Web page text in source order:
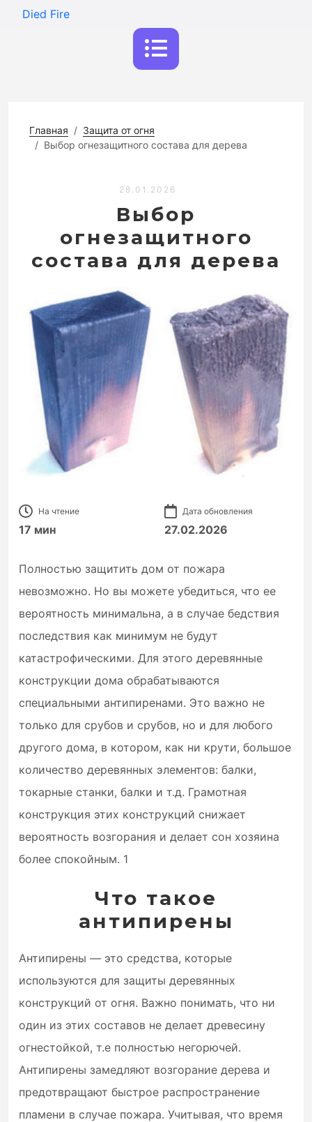
Died Fire
Главная
Защита от огня
Выбор огнезащитного состава для дерева
28.01.2026
Выбор
огнезащитного
состава для дерева
На чтение
17 мин
Дата обновления
27.02.2026
Полностью защитить дом от пожара
невозможно. Но вы можете убедиться, что ее
вероятность минимальна, а в случае бедствия
последствия как минимум не будут
катастрофическими. Для этого деревянные
конструкции дома обрабатываются
специальными антипиренами. Это важно не
только для срубов и срубов, но и для любого
другого дома, в котором, как ни крути, большое
количество деревянных элементов: балки,
токарные станки, балки и т.д. Грамотная
конструкция этих конструкций снижает
вероятность возгорания и делает сон хозяина
более спокойным. 1
Что такое
антипирены
Антипирены — это средства, которые
используются для защиты деревянных
конструкций от огня. Важно понимать, что ни
один из этих составов не делает древесину
огнестойкой, т.е полностью негорючей.
Антипирены замедляют возгорание дерева и
предотвращают быстрое распространение
пламени в случае пожара. Учитывая, что время